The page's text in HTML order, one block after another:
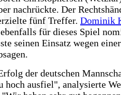
nachrückte. Der
fünf Treffer. Dominik
für dieses Spiel
seinen Einsatz wegen einer
der deutschen
hoch ausfiel", analysierte